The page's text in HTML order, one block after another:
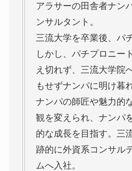
アラサーの田舎者ナン
ンサルタント。
三流大学を卒業後、パ
しかし、パチプロニー
え切れず、三流大学院
もせずナンパに明け暮
ナンパの師匠や魅力的
観を変えられ、ナンパ
的な成長を目指す。三
跡的に外資系コンサル
ムへ入社。